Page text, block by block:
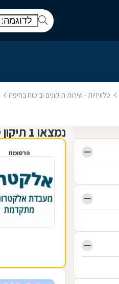
טלוויזיות - שירות תיקונים וביטוח בחיפה
נמצאו 1 תיקון טלוויזיות ושירותי ביטוח
פרסומת